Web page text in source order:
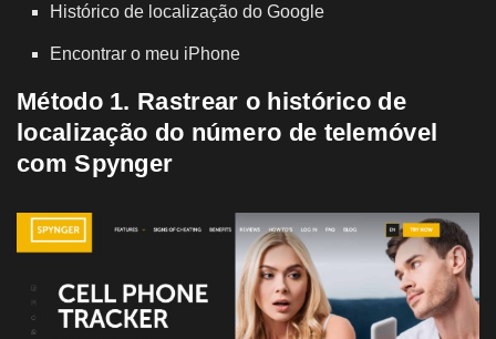
Histórico de localização do Google
Encontrar o meu iPhone
Método 1. Rastrear o histórico de
localização do número de telemóvel
com Spynger